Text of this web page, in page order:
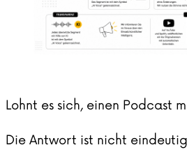
Lohnt es sich, einen Podcast
Die Antwort ist nicht